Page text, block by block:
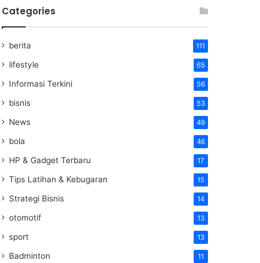
Categories
berita 111
lifestyle 65
Informasi Terkini 56
bisnis 53
News 49
bola 46
HP & Gadget Terbaru 17
Tips Latihan & Kebugaran 15
Strategi Bisnis 14
otomotif 13
sport 13
Badminton 11